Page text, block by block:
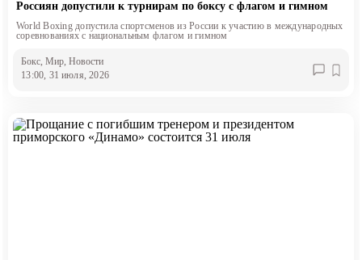
Россиян допустили к турнирам по боксу с флагом и гимном
World Boxing допустила спортсменов из России к участию в международных
соревнованиях с национальным флагом и гимном
Бокс, Мир, Новости
13:00, 31 июля, 2026